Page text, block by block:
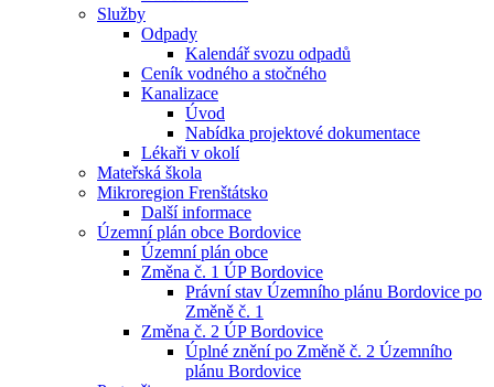
Služby
Odpady
Kalendář svozu odpadů
Ceník vodného a stočného
Kanalizace
Úvod
Nabídka projektové dokumentace
Lékaři v okolí
Mateřská škola
Mikroregion Frenštátsko
Další informace
Územní plán obce Bordovice
Územní plán obce
Změna č. 1 ÚP Bordovice
Právní stav Územního plánu Bordovice po
Změně č. 1
Změna č. 2 ÚP Bordovice
Úplné znění po Změně č. 2 Územního
plánu Bordovice